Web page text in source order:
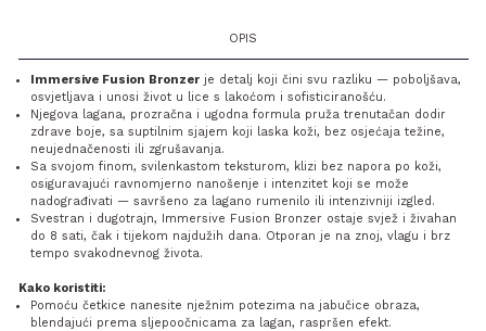
OPIS
Immersive Fusion Bronzerje detalj koji čini svu razliku — poboljšava,
osvjetljava i unosi život u lice s lakoćom i sofisticiranošću.
Njegova lagana, prozračna i ugodna formula pruža trenutačan dodir
zdrave boje, sa suptilnim sjajem koji laska koži, bez osjećaja težine,
neujednačenosti ili zgrušavanja.
Sa svojom finom, svilenkastom teksturom, klizi bez napora po koži,
osiguravajući ravnomjerno nanošenje i intenzitet koji se može
nadograđivati — savršeno za lagano rumenilo ili intenzivniji izgled.
Svestran i dugotrajn, Immersive Fusion Bronzer ostaje svjež i živahan
do 8 sati, čak i tijekom najdužih dana. Otporan je na znoj, vlagu i brz
tempo svakodnevnog života.
Kako koristiti:
Pomoću četkice nanesite nježnim potezima na jabučice obraza,
blendajući prema sljepoočnicama za lagan, raspršen efekt.